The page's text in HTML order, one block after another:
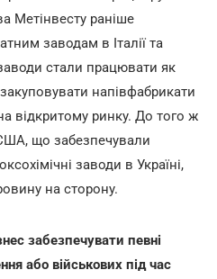
Метінвесту раніше
заводам в Італії та
стали працювати як
напівфабрикати
відкритому ринку. До того ж
що забезпечували
заводи в Україні,
на сторону.
забезпечувати певні
або військових під час